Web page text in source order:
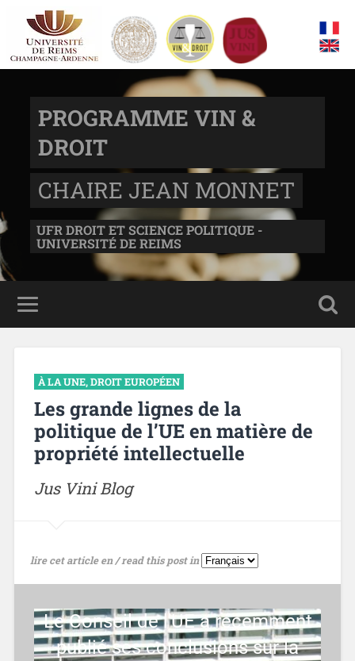
PROGRAMME VIN &
DROIT
CHAIRE JEAN MONNET
UFR DROIT ET SCIENCE POLITIQUE -
UNIVERSITÉ DE REIMS
À LA UNE,DROIT EUROPÉEN
Les grande lignes de la
politique de l’UE en matière de
propriété intellectuelle
Jus Vini Blog
lire cet article en / read this post in
Le Conseil de l'UE a récemment
publié ses conclusions sur la